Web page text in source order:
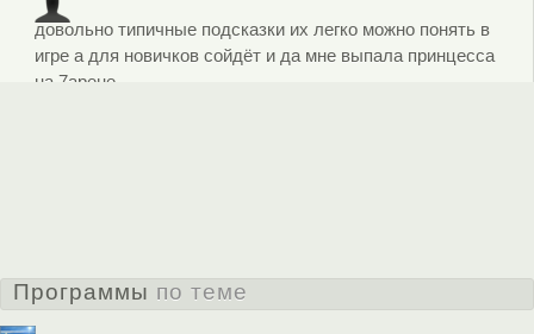
довольно типичные подсказки их легко можно понять в
игре а для новичков сойдёт и да мне выпала принцесса
на 7арене
Программы по теме